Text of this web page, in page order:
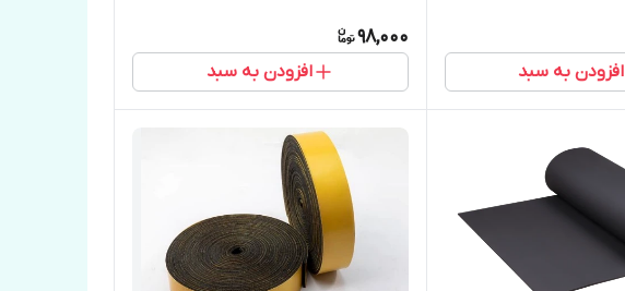
افزودن به سبد
98,000
افزودن به سبد